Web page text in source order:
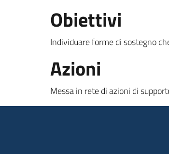
Obiettivi
Individuare forme di sostegno
Azioni
Messa in rete di azioni di